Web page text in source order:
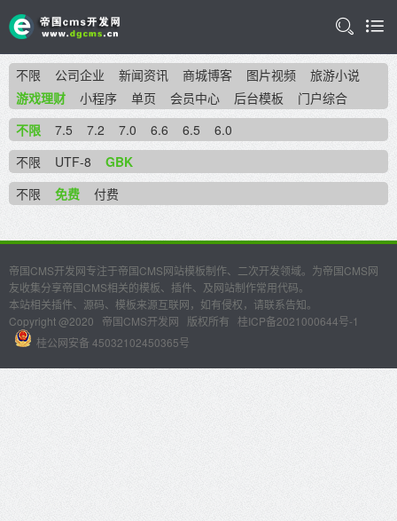
不限 公司企业 新闻资讯 商城博客 图片视频
旅游小说
游戏理财
小程序 单页 会员中心 后台模板
门户综合
不限
7.5 7.2 7.0 6.6 6.5
6.0
不限
UTF-8
GBK
不限
免费 付费
帝国CMS开发网专注于帝国CMS网站模板制作、二次开发领域。为帝国CMS网
友收集分享帝国CMS相关的模板、插件、及网站制作常用代码。
本站相关插件、源码、模板来源互联网，如有侵权，请联系告知。
Copyright @2020
帝国CMS开发网 版权所有 桂ICP备2021000644号-1
桂公网安备 45032102450365号